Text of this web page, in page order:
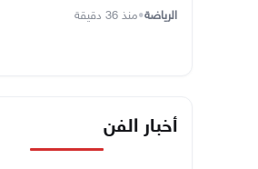
الرياضة•منذ 36 دقيقة
أخبار الفن